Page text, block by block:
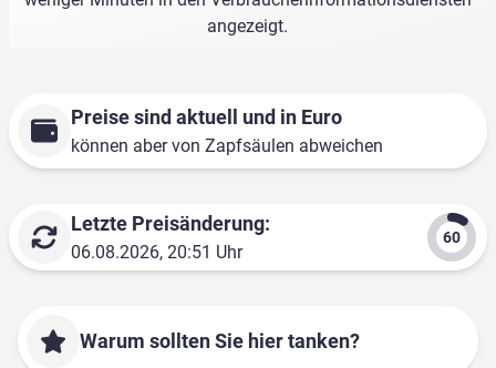
angezeigt.
Preise sind aktuell und in Euro
können aber von Zapfsäulen abweichen
Letzte Preisänderung:
06.08.2026, 20:51 Uhr
Warum sollten Sie hier tanken?